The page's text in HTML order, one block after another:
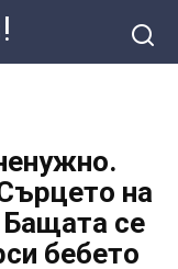
на
Бащата се
бебето